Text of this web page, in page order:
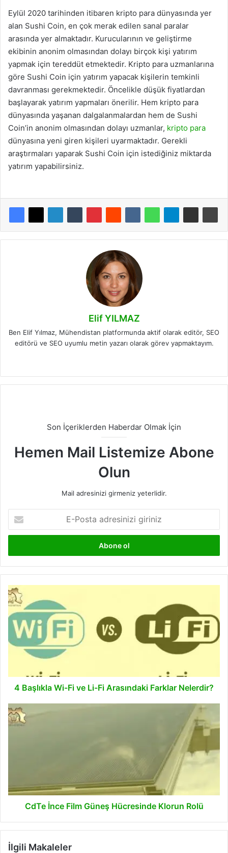
Eylül 2020 tarihinden itibaren kripto para dünyasında yer
alan Sushi Coin, en çok merak edilen sanal paralar
arasında yer almaktadır. Kurucularının ve geliştirme
ekibinin anonim olmasından dolayı birçok kişi yatırım
yapmak için tereddüt etmektedir. Kripto para uzmanlarına
göre Sushi Coin için yatırım yapacak kişilerin temkinli
davranması gerekmektedir. Öncelikle düşük fiyatlardan
başlayarak yatırım yapmaları önerilir. Hem kripto para
dünyasında yaşanan dalgalanmalardan hem de Sushi
Coin’in anonim olmasından dolayı uzmanlar, kripto para
dünyasına yeni giren kişileri uyarmaktadır. Gerekli
araştırmaları yaparak Sushi Coin için istediğiniz miktarda
yatırım yapabilirsiniz.
Elif YILMAZ
Ben Elif Yılmaz, Mühendistan platformunda aktif olarak editör, SEO
editörü ve SEO uyumlu metin yazarı olarak görev yapmaktayım.
Son İçeriklerden Haberdar Olmak İçin
Hemen Mail Listemize Abone
Olun
Mail adresinizi girmeniz yeterlidir.
Posta
adresinizi
4
Başlıkla
Wi-
Fi
ve
Li-
Farklar
Nelerdir?
4 Başlıkla Wi-Fi ve Li-Fi Arasındaki Farklar Nelerdir?
CdTe
İnce
CdTe İnce Film Güneş Hücresinde Klorun Rolü
İlgili Makaleler